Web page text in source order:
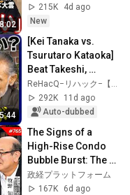
】 215K
4d ago
New
[Kei Tanaka vs.
Tsurutaro Kataoka]
Beat Takeshi,
Sanma & Shinsuke
Shimada... How do
you survive a...
ReHacQ−リハック−【公式】
292K
11d ago
Auto-dubbed
The Signs of a
High-Rise Condo
Bubble Burst: The
Shocking Reason
Waterfront
政経プラットフォーム
167K
6d ago